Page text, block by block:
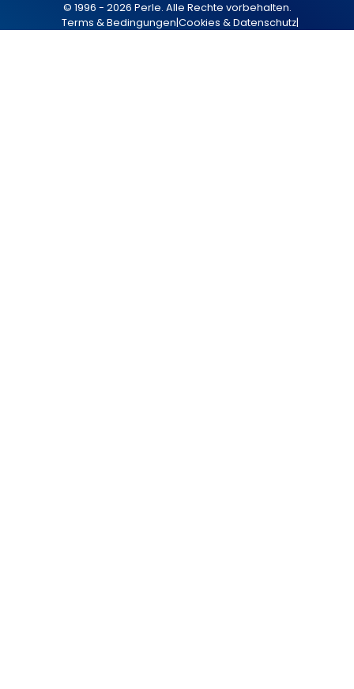
© 1996 - 2026 Perle. Alle Rechte vorbehalten.
Terms & Bedingungen|Cookies & Datenschutz|